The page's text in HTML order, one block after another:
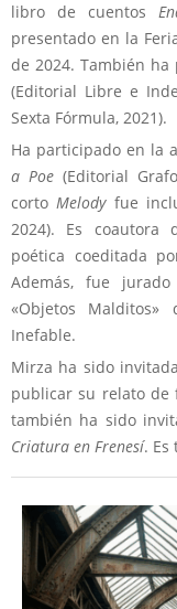
libro de cuentos
presentado en la
de 2024. También
(Editorial Libre e
Sexta Fórmula, 2021).
Ha participado en la
a Poe (Editorial
cortoMelodyfue
2024). Es coautora
poética coeditada
Además, fue
«Objetos
Inefable.
Mirza ha sido
publicar su relato de
también ha sido
Criatura en Frenesí. Es